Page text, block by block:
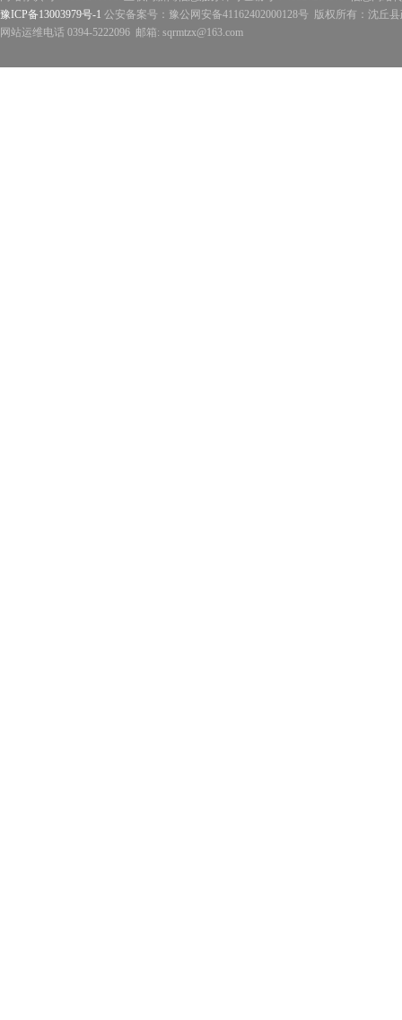
豫ICP备13003979号-1 公安备案号：豫公网安备41162402000128号 版权所有：沈丘
网站运维电话 0394-5222096 邮箱: sqrmtzx@163.com